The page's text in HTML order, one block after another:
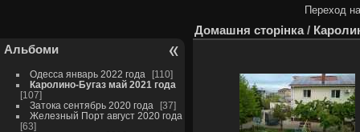
Переход
Альбоми
Одесса январь 2022 года
110
Каролино-Бугаз май 2021 года
107
Затока сентябрь 2020 года
37
Железный Порт август 2020 года
63
Домашня сторінка/